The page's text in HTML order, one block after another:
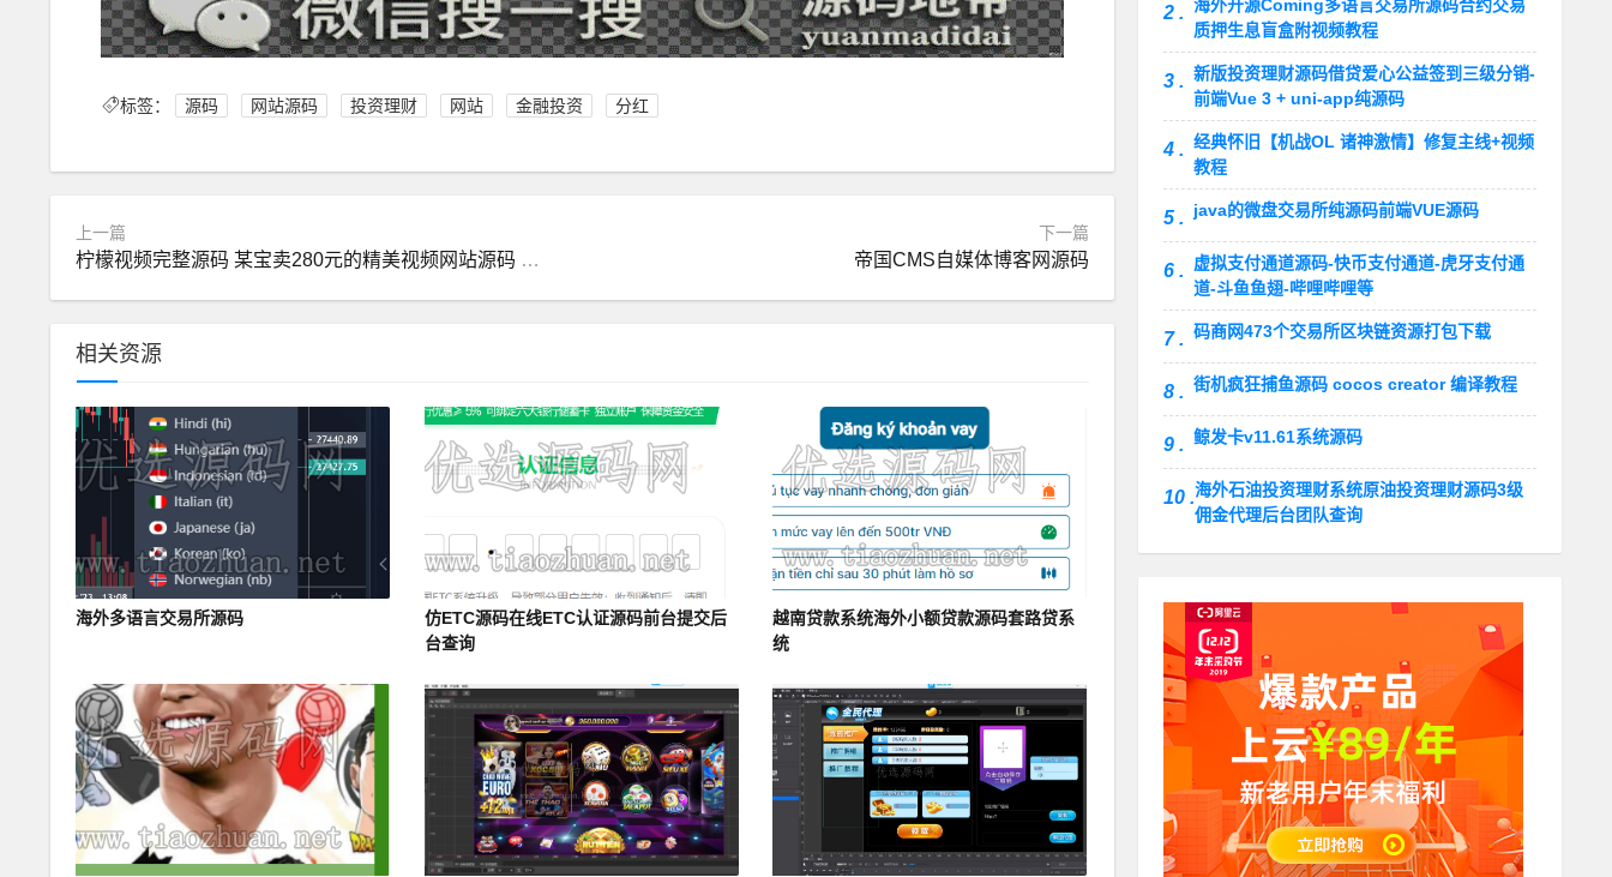
标签： 源码 网站源码 投资理财 网站 金融投资 分红
上一篇
柠檬视频完整源码 某宝卖280元的精美视频网站源码 自适应手机+APP源代码+安装教程
下一篇
帝国CMS自媒体博客网源码
相关资源
海外多语言交易所源码
仿ETC源码在线ETC认证源码前台提交后
台查询
越南贷款系统海外小额贷款源码套路贷系
统
2 . 海外开源Coming多语言交易所源码合约交易
质押生息盲盒附视频教程
3 . 新版投资理财源码借贷爱心公益签到三级分销-
前端Vue 3 + uni-app纯源码
4 . 经典怀旧【机战OL 诸神激情】修复主线+视频
教程
5 . java的微盘交易所纯源码前端VUE源码
6 .
虚拟支付通道源码-快币支付通道-虎牙支付通
道-斗鱼鱼翅-哔哩哔哩等
7 . 码商网473个交易所区块链资源打包下载
8 . 街机疯狂捕鱼源码 cocos creator 编译教程
9 . 鲸发卡v11.61系统源码
10 .海外石油投资理财系统原油投资理财源码3级
佣金代理后台团队查询